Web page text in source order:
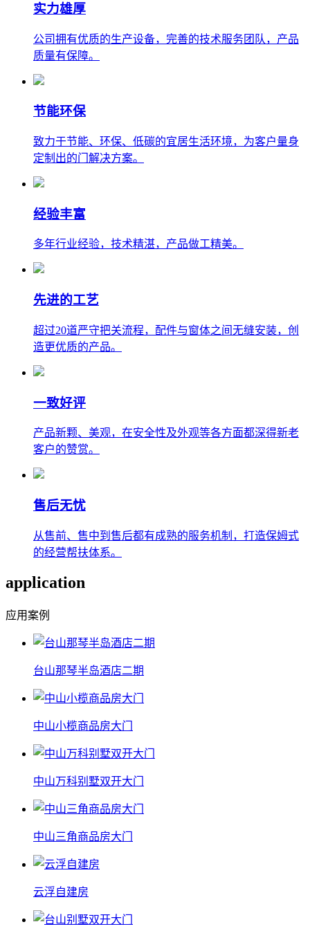
实力雄厚
公司拥有优质的生产设备，完善的技术服务团队，产品
质量有保障。
节能环保
致力于节能、环保、低碳的宜居生活环境，为客户量身
定制出的门解决方案。
经验丰富
多年行业经验，技术精湛，产品做工精美。
先进的工艺
超过20道严守把关流程，配件与窗体之间无缝安装，创
造更优质的产品。
一致好评
产品新颗、美观，在安全性及外观等各方面都深得新老
客户的赞赏。
售后无忧
从售前、售中到售后都有成熟的服务机制，打造保姆式
的经营帮扶体系。
application
应用案例
台山那琴半岛酒店二期
中山小榄商品房大门
中山万科别墅双开大门
中山三角商品房大门
云浮自建房